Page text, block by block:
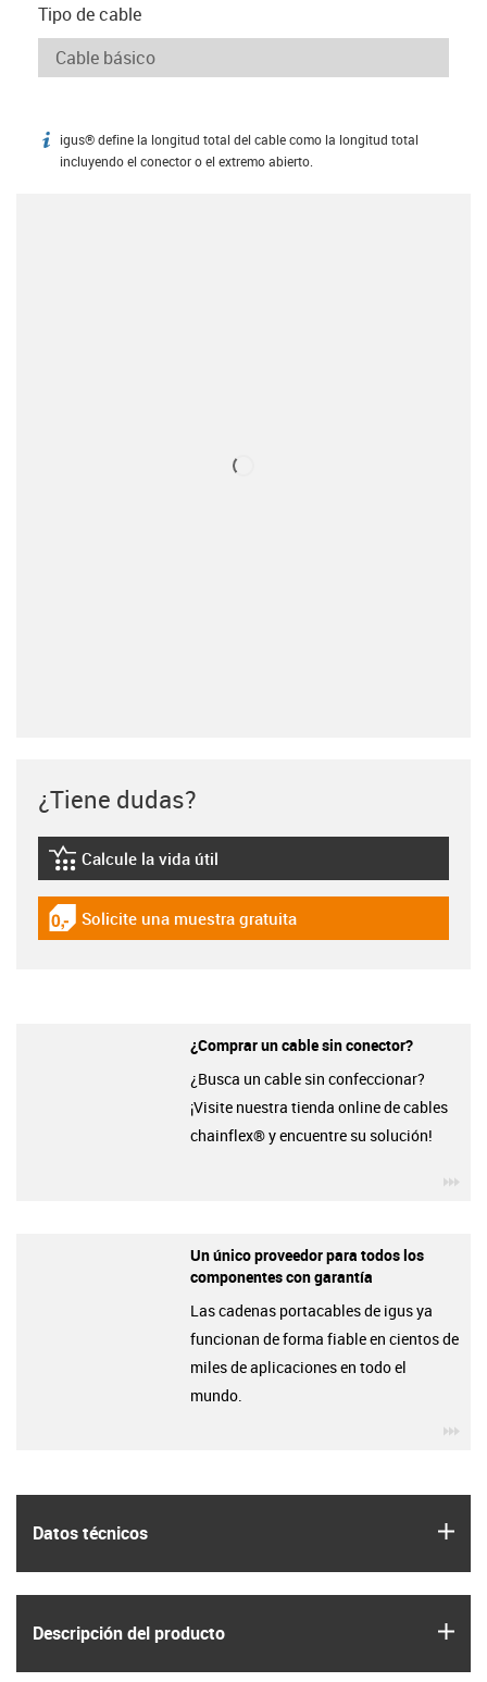
Tipo de cable
igus-icon-info
igus® define la longitud total del cable como la longitud total
incluyendo el conector o el extremo abierto.
Datos técnicos
Descripción del producto
¿Tiene dudas?
igus-icon-lebensdauerrechner
Calcule la vida útil
igus-icon-gratismuster
Solicite una muestra gratuita
¿Comprar un cable sin conector?
¿Busca un cable sin confeccionar?
¡Visite nuestra tienda online de cables
chainflex® y encuentre su solución!
Un único proveedor para todos los
componentes con garantía
Las cadenas portacables de igus ya
funcionan de forma fiable en cientos de
miles de aplicaciones en todo el
mundo.